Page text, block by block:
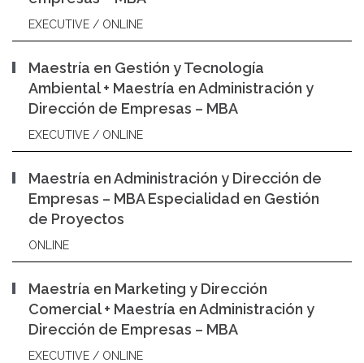
EXECUTIVE / ONLINE
Maestría en Gestión y Tecnología
Ambiental + Maestría en Administración y
Dirección de Empresas – MBA
EXECUTIVE / ONLINE
Maestría en Administración y Dirección de
Empresas – MBA Especialidad en Gestión
de Proyectos
ONLINE
Maestría en Marketing y Dirección
Comercial + Maestría en Administración y
Dirección de Empresas – MBA
EXECUTIVE / ONLINE